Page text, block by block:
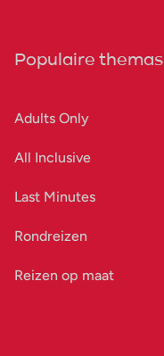
Populaire themas
Adults Only
All Inclusive
Last Minutes
Rondreizen
Reizen op maat